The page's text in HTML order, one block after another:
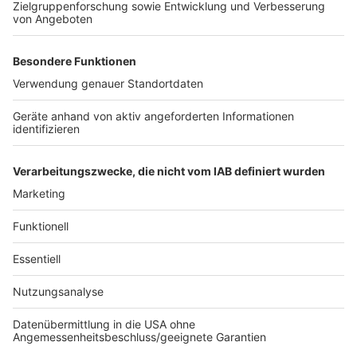
Weitere Themen von Rhein und Erft:
Tödlicher Unfall auf der Sudetenstraße
Programm für Hubertusmarkt vorgestellt
Bürgerbeteiligung zur Zukunft des Elsdorfer Kinos
gestartet
Anzeige
Anzeige